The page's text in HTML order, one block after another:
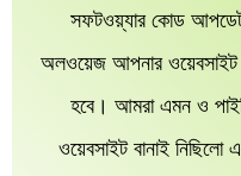
সফটওয়্যার কোড
অলওয়েজ আপনার ওয়েবসাইট
হবে। আমরা এমন ও
ওয়েবসাইট বানাই